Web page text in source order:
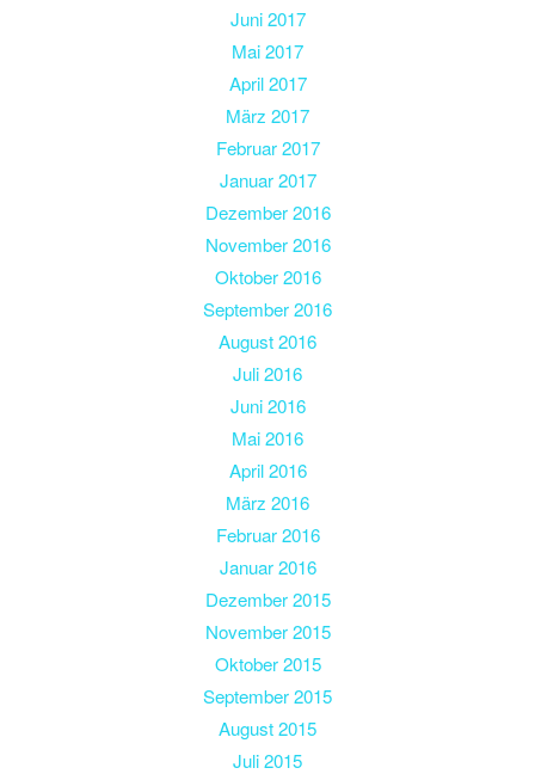
Juni 2017
Mai 2017
April 2017
März 2017
Februar 2017
Januar 2017
Dezember 2016
November 2016
Oktober 2016
September 2016
August 2016
Juli 2016
Juni 2016
Mai 2016
April 2016
März 2016
Februar 2016
Januar 2016
Dezember 2015
November 2015
Oktober 2015
September 2015
August 2015
Juli 2015